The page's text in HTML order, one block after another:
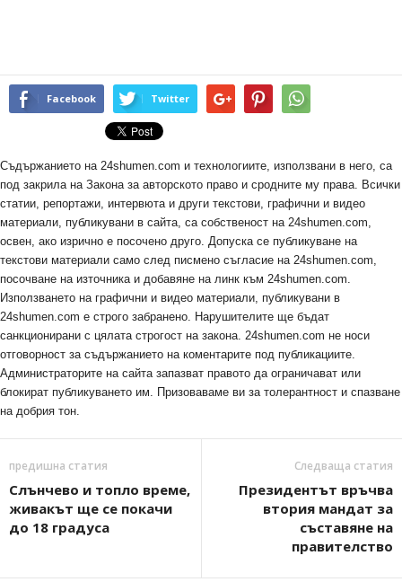
Facebook Twitter
Съдържанието на 24shumen.com и технологиите, използвани в него, са
под закрила на Закона за авторското право и сродните му права. Всички
статии, репортажи, интервюта и други текстови, графични и видео
материали, публикувани в сайта, са собственост на 24shumen.com,
освен, ако изрично е посочено друго. Допуска се публикуване на
текстови материали само след писмено съгласие на 24shumen.com,
посочване на източника и добавяне на линк към 24shumen.com.
Използването на графични и видео материали, публикувани в
24shumen.com е строго забранено. Нарушителите ще бъдат
санкционирани с цялата строгост на закона. 24shumen.com не носи
отговорност за съдържанието на коментарите под публикациите.
Администраторите на сайта запазват правото да ограничават или
блокират публикуването им. Призоваваме ви за толерантност и спазване
на добрия тон.
предишна статия
Слънчево и топло време,
живакът ще се покачи
до 18 градуса
Следваща статия
Президентът връчва
втория мандат за
съставяне на
правителство